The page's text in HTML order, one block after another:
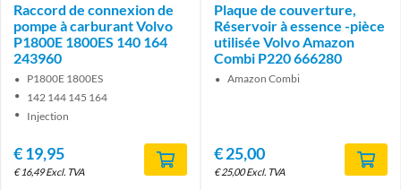
Raccord de connexion de
pompe à carburant Volvo
P1800E 1800ES 140 164
243960
P1800E 1800ES
142 144 145 164
Injection
€19,95
€16,49 Excl. TVA
Plaque de couverture,
Réservoir à essence -pièce
utilisée Volvo Amazon
Combi P220 666280
Amazon Combi
€25,00
€25,00 Excl. TVA